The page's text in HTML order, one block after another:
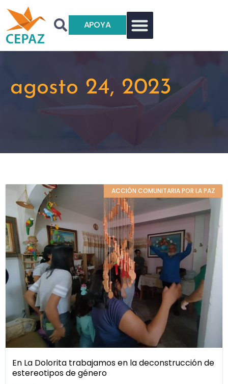
APOYA
agosto 24, 2023
ACCIÓN COMUNITARIA POR LA PAZ
En La Dolorita trabajamos en la deconstrucción de
estereotipos de género